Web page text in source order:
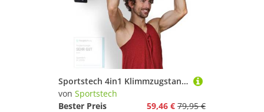
Sportstech 4in1 Klimmzugstange Wand, Indoor Klimmzugstange für Wandmontage, Rutschfeste Griffe, Deutsche Qualitätsmarke, klappbar, 3 Multifunktionsösen, sicher & stabil, Pull Up Bar für zuhause, KS350
von Sportstech
Bester Preis
59,46 € 79,95 €